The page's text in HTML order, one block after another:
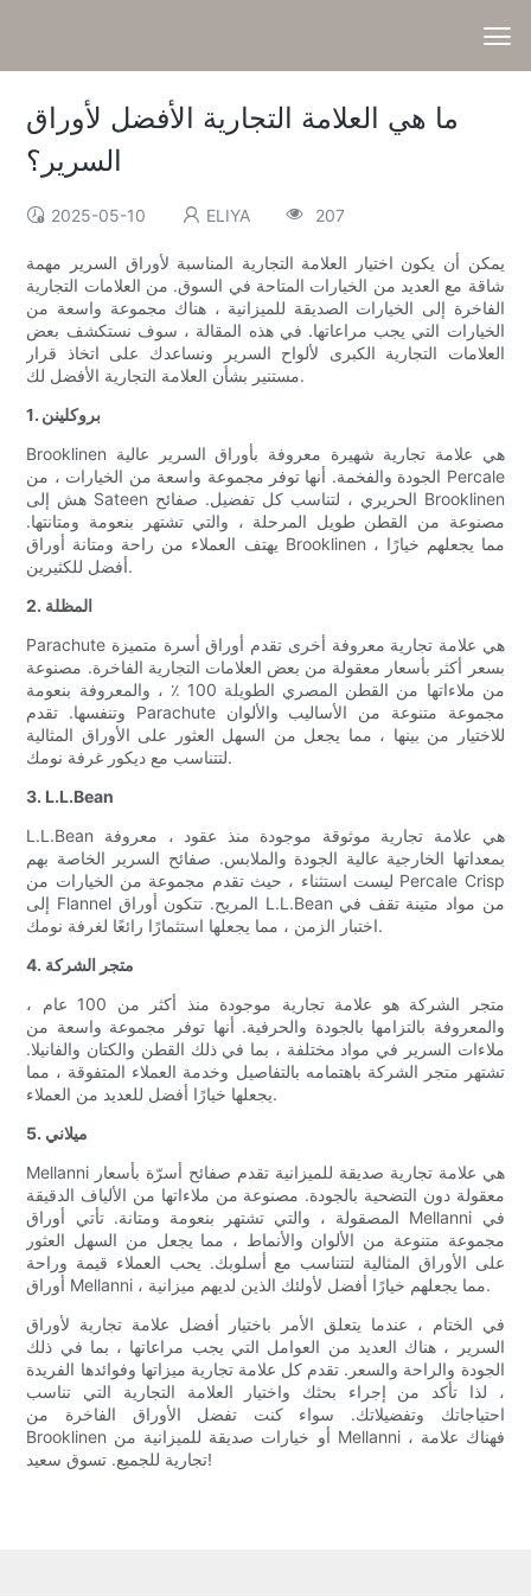
ما هي العلامة التجارية الأفضل لأوراق
السرير؟
2025-05-10 ELIYA 207
يمكن أن يكون اختيار العلامة التجارية المناسبة لأوراق السرير مهمة
شاقة مع العديد من الخيارات المتاحة في السوق. من العلامات التجارية
الفاخرة إلى الخيارات الصديقة للميزانية ، هناك مجموعة واسعة من
الخيارات التي يجب مراعاتها. في هذه المقالة ، سوف نستكشف بعض
العلامات التجارية الكبرى لألواح السرير ونساعدك على اتخاذ قرار
مستنير بشأن العلامة التجارية الأفضل لك.
1. بروكلينن
Brooklinen هي علامة تجارية شهيرة معروفة بأوراق السرير عالية
الجودة والفخمة. أنها توفر مجموعة واسعة من الخيارات ، من Percale
هش إلى Sateen الحريري ، لتناسب كل تفضيل. صفائح Brooklinen
مصنوعة من القطن طويل المرحلة ، والتي تشتهر بنعومة ومتانتها.
يهتف العملاء من راحة ومتانة أوراق Brooklinen ، مما يجعلهم خيارًا
أفضل للكثيرين.
2. المظلة
Parachute هي علامة تجارية معروفة أخرى تقدم أوراق أسرة متميزة
بسعر أكثر بأسعار معقولة من بعض العلامات التجارية الفاخرة. مصنوعة
من ملاءاتها من القطن المصري الطويلة 100 ٪ ، والمعروفة بنعومة
وتنفسها. تقدم Parachute مجموعة متنوعة من الأساليب والألوان
للاختيار من بينها ، مما يجعل من السهل العثور على الأوراق المثالية
لتتناسب مع ديكور غرفة نومك.
3. L.L.Bean
L.L.Bean هي علامة تجارية موثوقة موجودة منذ عقود ، معروفة
بمعداتها الخارجية عالية الجودة والملابس. صفائح السرير الخاصة بهم
ليست استثناء ، حيث تقدم مجموعة من الخيارات من Percale Crisp
إلى Flannel المريح. تتكون أوراق L.L.Bean من مواد متينة تقف في
اختبار الزمن ، مما يجعلها استثمارًا رائعًا لغرفة نومك.
4. متجر الشركة
متجر الشركة هو علامة تجارية موجودة منذ أكثر من 100 عام ،
والمعروفة بالتزامها بالجودة والحرفية. أنها توفر مجموعة واسعة من
ملاءات السرير في مواد مختلفة ، بما في ذلك القطن والكتان والفانيلا.
تشتهر متجر الشركة باهتمامه بالتفاصيل وخدمة العملاء المتفوقة ، مما
يجعلها خيارًا أفضل للعديد من العملاء.
5. ميلاني
Mellanni هي علامة تجارية صديقة للميزانية تقدم صفائح أسرّة بأسعار
معقولة دون التضحية بالجودة. مصنوعة من ملاءاتها من الألياف الدقيقة
المصقولة ، والتي تشتهر بنعومة ومتانة. تأتي أوراق Mellanni في
مجموعة متنوعة من الألوان والأنماط ، مما يجعل من السهل العثور
على الأوراق المثالية لتتناسب مع أسلوبك. يحب العملاء قيمة وراحة
أوراق Mellanni ، مما يجعلهم خيارًا أفضل لأولئك الذين لديهم ميزانية.
في الختام ، عندما يتعلق الأمر باختيار أفضل علامة تجارية لأوراق
السرير ، هناك العديد من العوامل التي يجب مراعاتها ، بما في ذلك
الجودة والراحة والسعر. تقدم كل علامة تجارية ميزاتها وفوائدها الفريدة
، لذا تأكد من إجراء بحثك واختيار العلامة التجارية التي تناسب
احتياجاتك وتفضيلاتك. سواء كنت تفضل الأوراق الفاخرة من
Brooklinen أو خيارات صديقة للميزانية من Mellanni ، فهناك علامة
تجارية للجميع. تسوق سعيد!